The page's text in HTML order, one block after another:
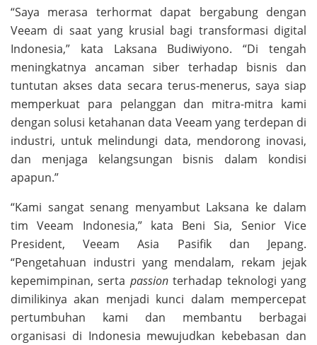
“Saya merasa terhormat dapat bergabung dengan
Veeam di saat yang krusial bagi transformasi digital
Indonesia,” kata Laksana Budiwiyono. “Di tengah
meningkatnya ancaman siber terhadap bisnis dan
tuntutan akses data secara terus-menerus, saya siap
memperkuat para pelanggan dan mitra-mitra kami
dengan solusi ketahanan data Veeam yang terdepan di
industri, untuk melindungi data, mendorong inovasi,
dan menjaga kelangsungan bisnis dalam kondisi
apapun.”
“Kami sangat senang menyambut Laksana ke dalam
tim Veeam Indonesia,” kata Beni Sia, Senior Vice
President, Veeam Asia Pasifik dan Jepang.
“Pengetahuan industri yang mendalam, rekam jejak
kepemimpinan, serta passionterhadap teknologi yang
dimilikinya akan menjadi kunci dalam mempercepat
pertumbuhan kami dan membantu berbagai
organisasi di Indonesia mewujudkan kebebasan dan